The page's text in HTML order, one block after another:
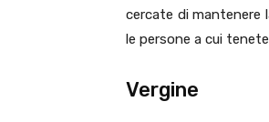
cercate di mantenere
le persone a cui
Vergine